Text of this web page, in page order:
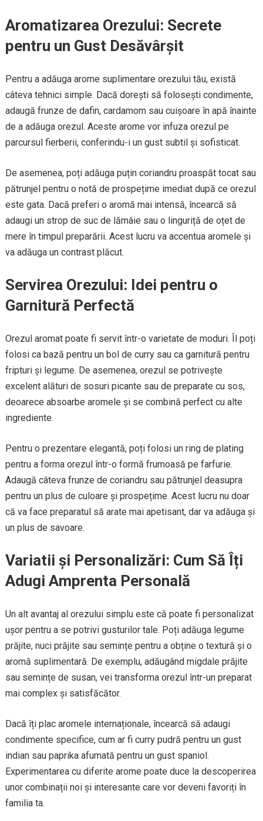
Aromatizarea Orezului: Secrete
pentru un Gust Desăvârșit
Pentru a adăuga arome suplimentare orezului tău, există
câteva tehnici simple. Dacă dorești să folosești condimente,
adaugă frunze de dafin, cardamom sau cuișoare în apă înainte
de a adăuga orezul. Aceste arome vor infuza orezul pe
parcursul fierberii, conferindu-i un gust subtil și sofisticat.
De asemenea, poți adăuga puțin coriandru proaspăt tocat sau
pătrunjel pentru o notă de prospețime imediat după ce orezul
este gata. Dacă preferi o aromă mai intensă, încearcă să
adaugi un strop de suc de lămâie sau o linguriță de oțet de
mere în timpul preparării. Acest lucru va accentua aromele și
va adăuga un contrast plăcut.
Servirea Orezului: Idei pentru o
Garnitură Perfectă
Orezul aromat poate fi servit într-o varietate de moduri. Îl poți
folosi ca bază pentru un bol de curry sau ca garnitură pentru
fripturi și legume. De asemenea, orezul se potrivește
excelent alături de sosuri picante sau de preparate cu sos,
deoarece absoarbe aromele și se combină perfect cu alte
ingrediente.
Pentru o prezentare elegantă, poți folosi un ring de plating
pentru a forma orezul într-o formă frumoasă pe farfurie.
Adaugă câteva frunze de coriandru sau pătrunjel deasupra
pentru un plus de culoare și prospețime. Acest lucru nu doar
că va face preparatul să arate mai apetisant, dar va adăuga și
un plus de savoare.
Variatii și Personalizări: Cum Să Îți
Adugi Amprenta Personală
Un alt avantaj al orezului simplu este că poate fi personalizat
ușor pentru a se potrivi gusturilor tale. Poți adăuga legume
prăjite, nuci prăjite sau semințe pentru a obține o textură și o
aromă suplimentară. De exemplu, adăugând migdale prăjite
sau semințe de susan, vei transforma orezul într-un preparat
mai complex și satisfăcător.
Dacă îți plac aromele internaționale, încearcă să adaugi
condimente specifice, cum ar fi curry pudră pentru un gust
indian sau paprika afumată pentru un gust spaniol.
Experimentarea cu diferite arome poate duce la descoperirea
unor combinații noi și interesante care vor deveni favoriți în
familia ta.